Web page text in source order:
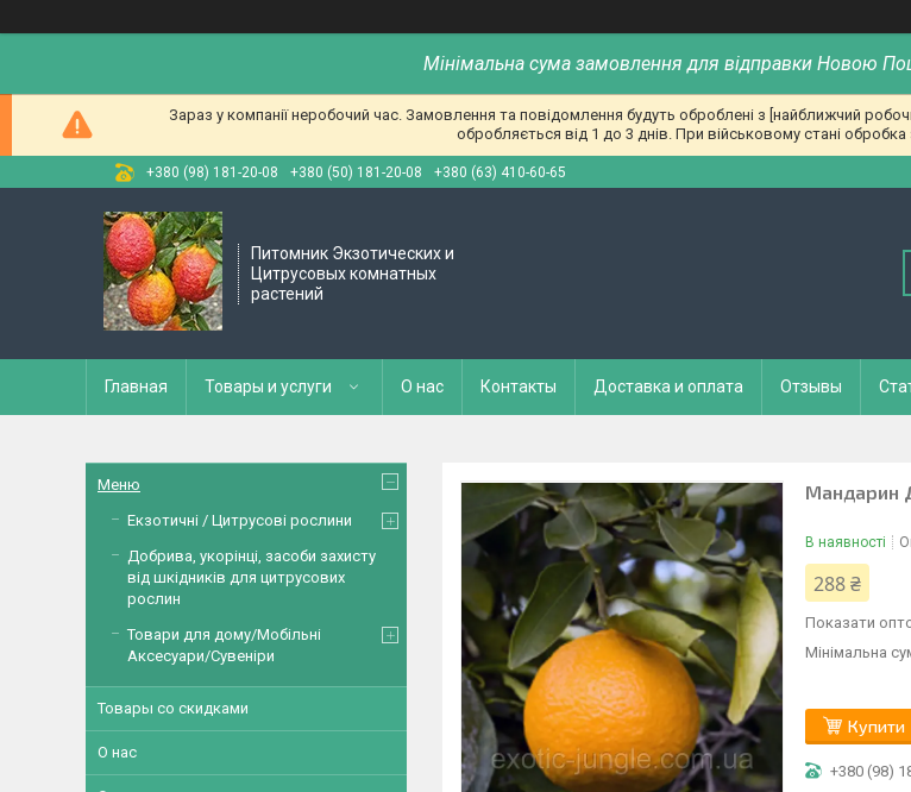
Мінімальна сума замовлення для відправки Новою
Зараз у компанії неробочий час. Замовлення та повідомлення будуть оброблені з [найближчий
обробляється від 1 до 3 днів. При військовому стані
+380 (98) 181-20-08 +380 (50) 181-20-08 +380 (63) 410-60-65
Питомник Экзотических и
Цитрусовых комнатных
растений
Главная Товары и услуги О нас Контакты Доставка и оплата Отзывы
Мандарин
В наявності
288 ₴
Показати
Мінімальна
Купити
+380 (98)
Меню
Екзотичні / Цитрусові рослини
Добрива, укорінці, засоби захисту
від шкідників для цитрусових
рослин
Товари для дому/Мобільні
Аксесуари/Сувеніри
Товары со скидками
О нас